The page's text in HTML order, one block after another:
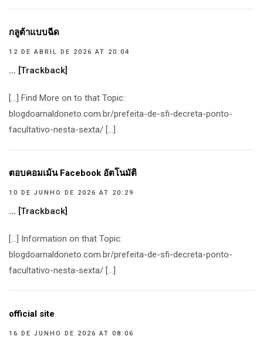
กลูต้าแบบฉีด
12 DE ABRIL DE 2026 AT 20:04
… [Trackback]
[…] Find More on to that Topic:
blogdoarnaldoneto.com.br/prefeita-de-sfi-decreta-ponto-
facultativo-nesta-sexta/ […]
ตอบคอมเม้น Facebook อัตโนมัติ
10 DE JUNHO DE 2026 AT 20:29
… [Trackback]
[…] Information on that Topic:
blogdoarnaldoneto.com.br/prefeita-de-sfi-decreta-ponto-
facultativo-nesta-sexta/ […]
official site
16 DE JUNHO DE 2026 AT 08:06